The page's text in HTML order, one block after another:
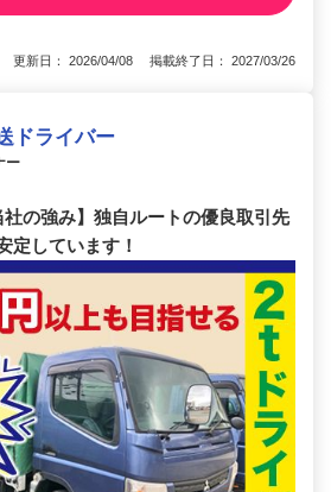
更新日： 2026/04/08 掲載終了日： 2027/03/26
ドライバー
ー
の強み】独自ルートの優良取引先
定しています！